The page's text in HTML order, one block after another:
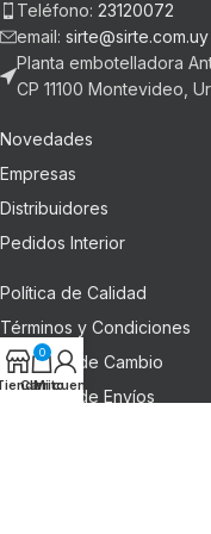
Teléfono: 23120072
email: sirte@sirte.com.uy
Planta embotelladora
CP 11100 Montevideo,
Novedades
Empresas
Distribuidores
Pedidos Interior
Política de Calidad
Términos y Condiciones
Términos de Cambio
Términos de Envíos
0
Carrito
Mi cuenta